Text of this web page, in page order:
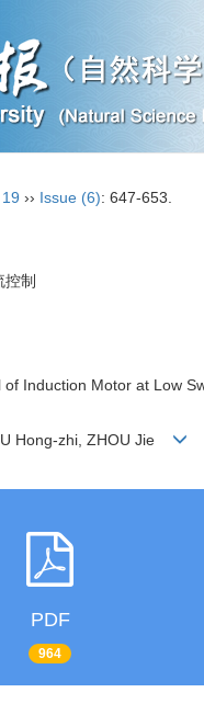
›› Issue (6): 647-653.
制
Induction Motor at Low
Hong-zhi, ZHOU Jie
PDF
964